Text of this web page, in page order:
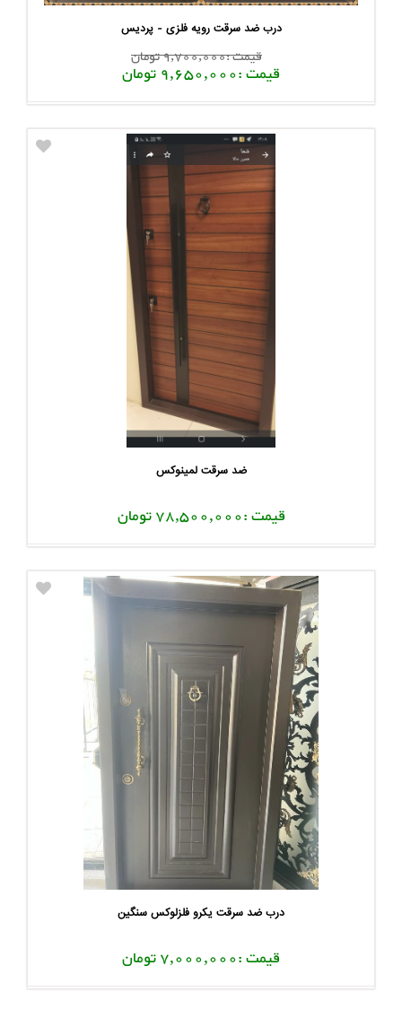
درب ضد سرقت رویه فلزی - پردیس
قیمت :9,700,000 تومان
قیمت :9,650,000 تومان
ضد سرقت لمینوکس
قیمت :78,500,000 تومان
درب ضد سرقت یکرو فلزلوکس سنگین
قیمت :7,000,000 تومان